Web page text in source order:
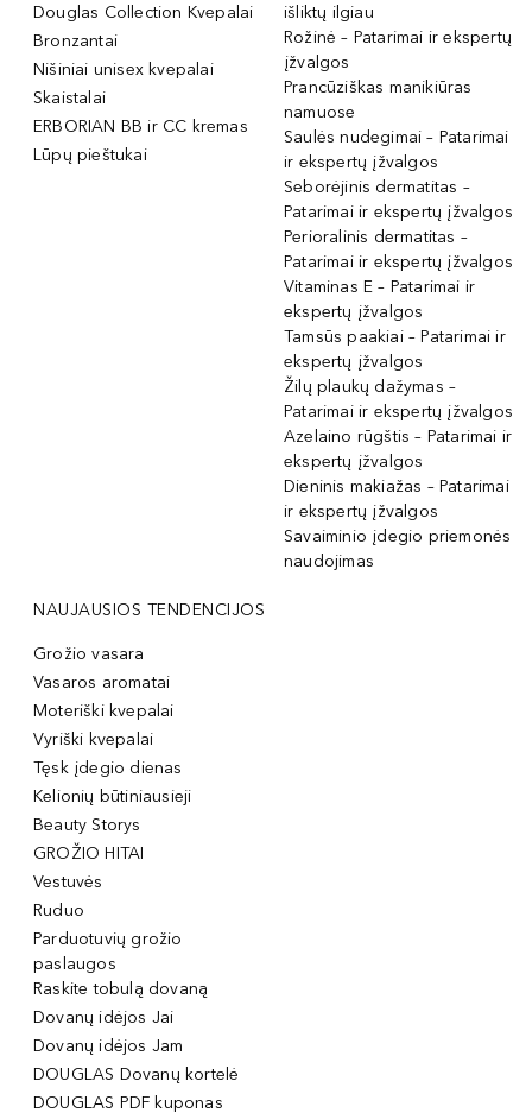
Douglas Collection Kvepalai
Bronzantai
Nišiniai unisex kvepalai
Skaistalai
ERBORIAN BB ir CC kremas
Lūpų pieštukai
išliktų ilgiau
Rožinė – Patarimai ir ekspertų
įžvalgos
Prancūziškas manikiūras
namuose
Saulės nudegimai – Patarimai
ir ekspertų įžvalgos
Seborėjinis dermatitas –
Patarimai ir ekspertų įžvalgos
Perioralinis dermatitas –
Patarimai ir ekspertų įžvalgos
Vitaminas E – Patarimai ir
ekspertų įžvalgos
Tamsūs paakiai – Patarimai ir
ekspertų įžvalgos
Žilų plaukų dažymas –
Patarimai ir ekspertų įžvalgos
Azelaino rūgštis – Patarimai ir
ekspertų įžvalgos
Dieninis makiažas – Patarimai
ir ekspertų įžvalgos
Savaiminio įdegio priemonės
naudojimas
NAUJAUSIOS TENDENCIJOS
Grožio vasara
Vasaros aromatai
Moteriški kvepalai
Vyriški kvepalai
Tęsk įdegio dienas
Kelionių būtiniausieji
Beauty Storys
GROŽIO HITAI
Vestuvės
Ruduo
Parduotuvių grožio
paslaugos
Raskite tobulą dovaną
Dovanų idėjos Jai
Dovanų idėjos Jam
DOUGLAS Dovanų kortelė
DOUGLAS PDF kuponas